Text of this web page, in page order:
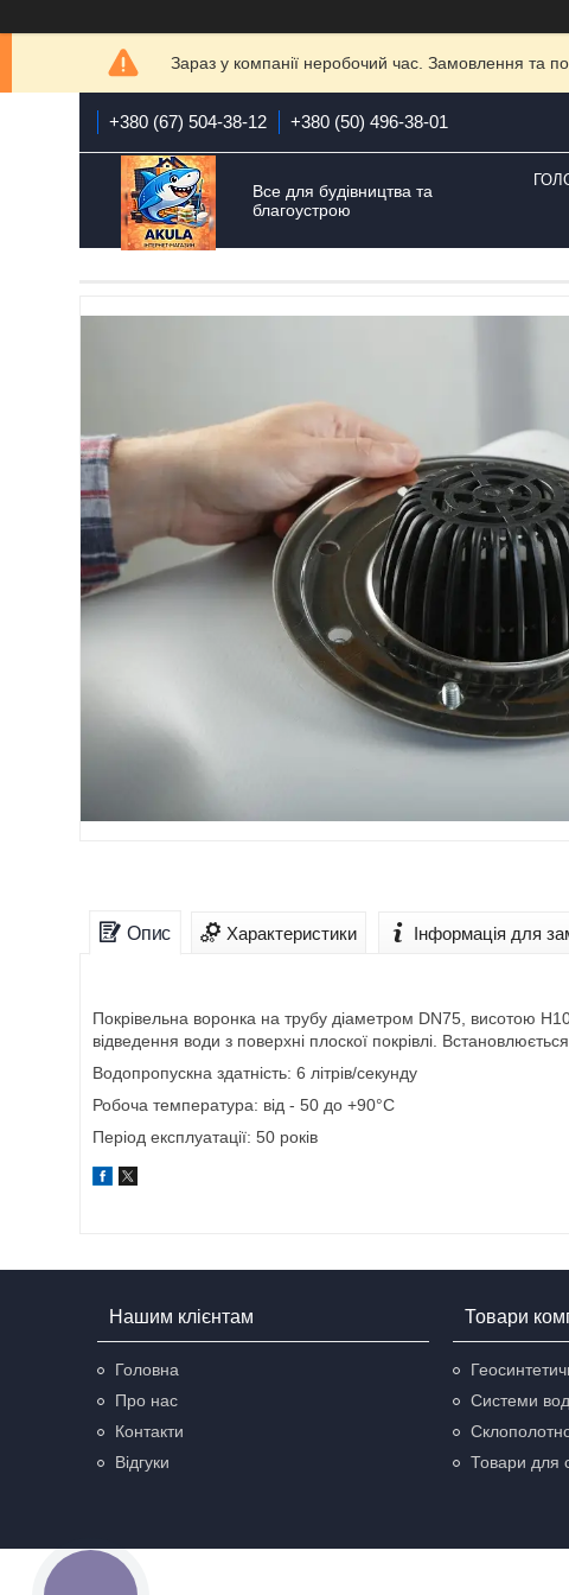
Зараз у компанії неробочий час. Замовлення та
+380 (67) 504-38-12 +380 (50) 496-38-01
Все для будівництва та
благоустрою
Опис Характеристики Інформація для
Покрівельна воронка на трубу діаметром DN75, висотою
відведення води з поверхні плоскої покрівлі.
Водопропускна здатність: 6 літрів/секунду
Робоча температура: від - 50 до +90°C
Період експлуатації: 50 років
Нашим клієнтам
Головна
Про нас
Контакти
Відгуки
Товари
Системи
Склополотно
Товари для